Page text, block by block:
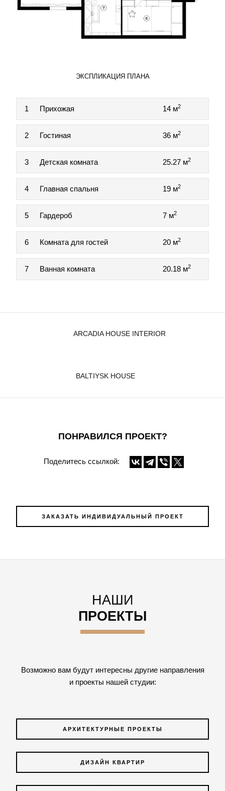
ЭКСПЛИКАЦИЯ ПЛАНА
1 Прихожая 14 м2
2 Гостиная 36 м2
3 Детская комната 25.27 м2
4 Главная спальня 19 м2
5 Гардероб 7 м2
6 Комната для гостей 20 м2
7 Ванная комната 20.18 м2
ARCADIA HOUSE INTERIOR
BALTIYSK HOUSE
ПОНРАВИЛСЯ ПРОЕКТ?
Поделитесь ссылкой:
ЗАКАЗАТЬ ИНДИВИДУАЛЬНЫЙ ПРОЕКТ
НАШИ
ПРОЕКТЫ
Возможно вам будут интересны другие направления
и проекты нашей студии:
АРХИТЕКТУРНЫЕ ПРОЕКТЫ
ДИЗАЙН КВАРТИР